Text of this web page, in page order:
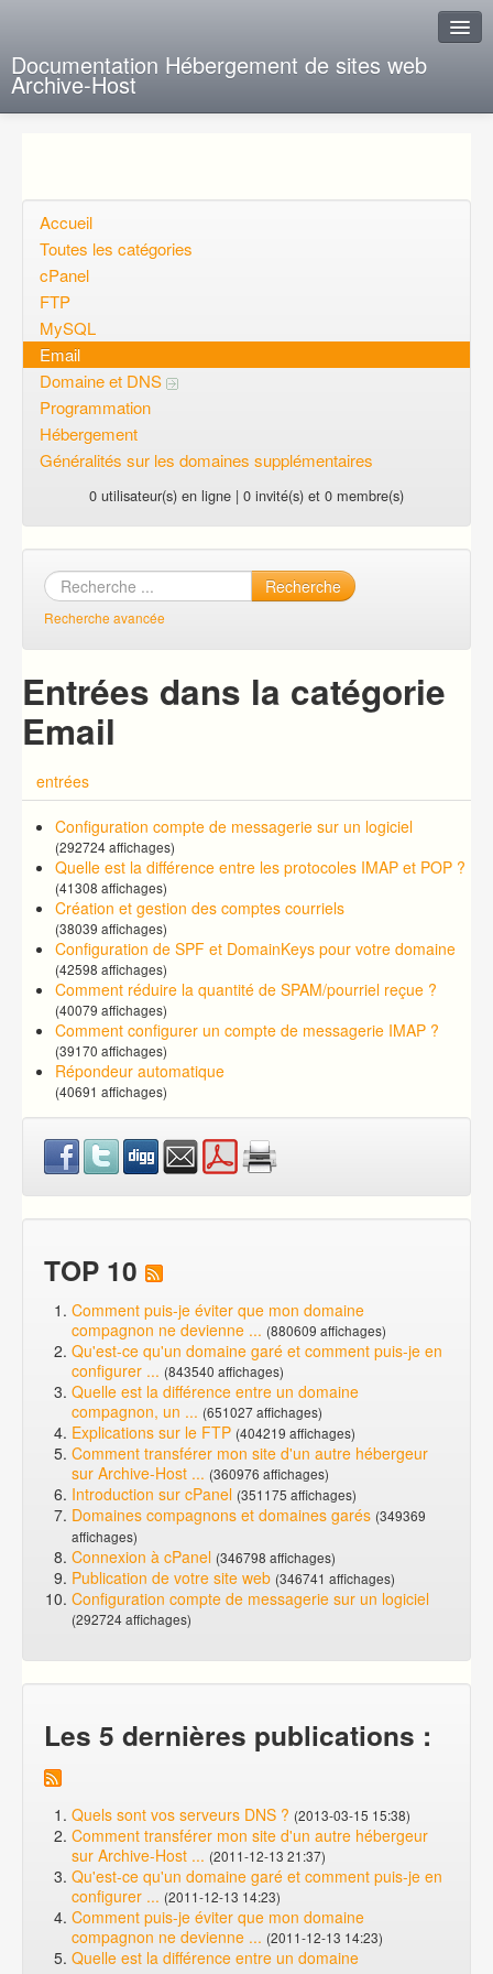
Documentation Hébergement de sites web
Archive-Host
Questions ouvertes
Voulez-vous vous inscrire?
Connexion
Accueil
Toutes les catégories
cPanel
FTP
MySQL
Email
Domaine et DNS
Programmation
Hébergement
Généralités sur les domaines supplémentaires
0 utilisateur(s) en ligne | 0 invité(s) et 0 membre(s)
Recherche
Recherche avancée
Entrées dans la catégorie
Email
entrées
Configuration compte de messagerie sur un logiciel
(292724 affichages)
Quelle est la différence entre les protocoles IMAP et POP ?
(41308 affichages)
Création et gestion des comptes courriels
(38039 affichages)
Configuration de SPF et DomainKeys pour votre domaine
(42598 affichages)
Comment réduire la quantité de SPAM/pourriel reçue ?
(40079 affichages)
Comment configurer un compte de messagerie IMAP ?
(39170 affichages)
Répondeur automatique
(40691 affichages)
TOP 10
Comment puis-je éviter que mon domaine
compagnon ne devienne ... (880609 affichages)
Qu'est-ce qu'un domaine garé et comment puis-je en
configurer ... (843540 affichages)
Quelle est la différence entre un domaine
compagnon, un ... (651027 affichages)
Explications sur le FTP (404219 affichages)
Comment transférer mon site d'un autre hébergeur
sur Archive-Host ... (360976 affichages)
Introduction sur cPanel (351175 affichages)
Domaines compagnons et domaines garés (349369
affichages)
Connexion à cPanel (346798 affichages)
Publication de votre site web (346741 affichages)
Configuration compte de messagerie sur un logiciel
(292724 affichages)
Les 5 dernières publications :
Quels sont vos serveurs DNS ? (2013-03-15 15:38)
Comment transférer mon site d'un autre hébergeur
sur Archive-Host ... (2011-12-13 21:37)
Qu'est-ce qu'un domaine garé et comment puis-je en
configurer ... (2011-12-13 14:23)
Comment puis-je éviter que mon domaine
compagnon ne devienne ... (2011-12-13 14:23)
Quelle est la différence entre un domaine